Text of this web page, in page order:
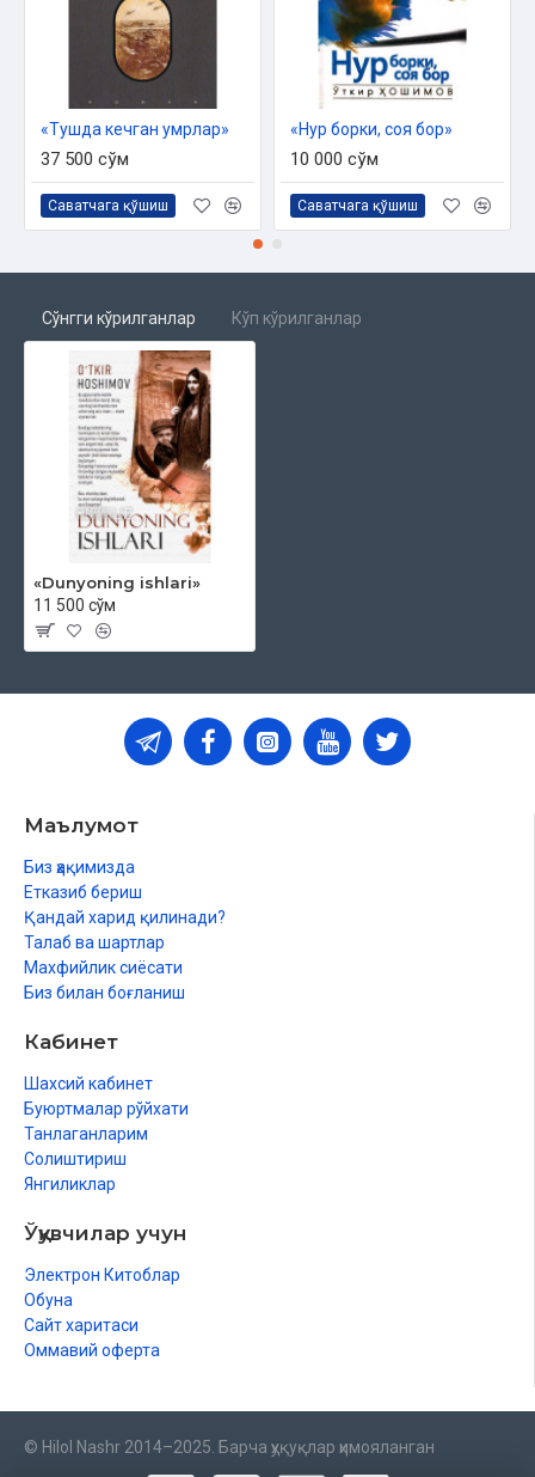
«Тушда кечган умрлар»
37 500 сўм
Саватчага қўшиш
«Нур борки, соя бор»
10 000 сўм
Саватчага қўшиш
Сўнгги кўрилганлар Кўп кўрилганлар
«Dunyoning ishlari»
11 500 сўм
Маълумот
Биз ҳақимизда
Етказиб бериш
Қандай харид қилинади?
Талаб ва шартлар
Махфийлик сиёсати
Биз билан боғланиш
Кабинет
Шахсий кабинет
Буюртмалар рўйхати
Танлаганларим
Солиштириш
Янгиликлар
Ўқувчилар учун
Электрон Китоблар
Обуна
Сайт харитаси
Оммавий оферта
© Hilol Nashr 2014–2025. Барча ҳуқуқлар ҳимояланган